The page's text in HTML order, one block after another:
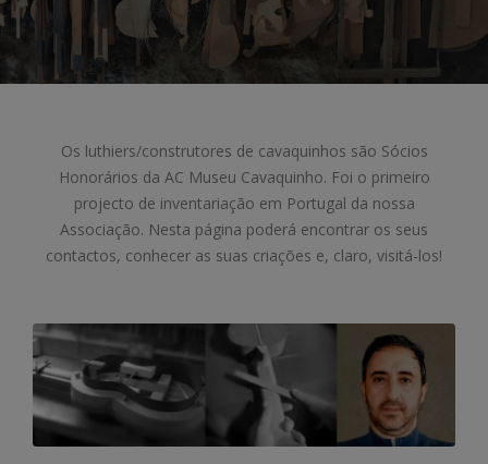
Os luthiers/construtores de cavaquinhos são Sócios
Honorários da AC Museu Cavaquinho. Foi o primeiro
projecto de inventariação em Portugal da nossa
Associação. Nesta página poderá encontrar os seus
contactos, conhecer as suas criações e, claro, visitá-los!